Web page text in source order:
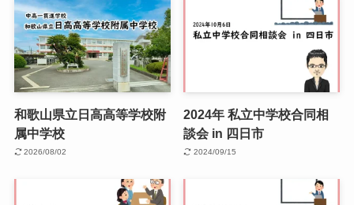
和歌山県立日高高等学校附
属中学校
2026/08/02
2024年 私立中学校合同相
談会 in 四日市
2024/09/15